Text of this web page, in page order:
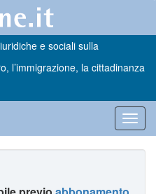
e sociali sulla
l’immigrazione, la cittadinanza